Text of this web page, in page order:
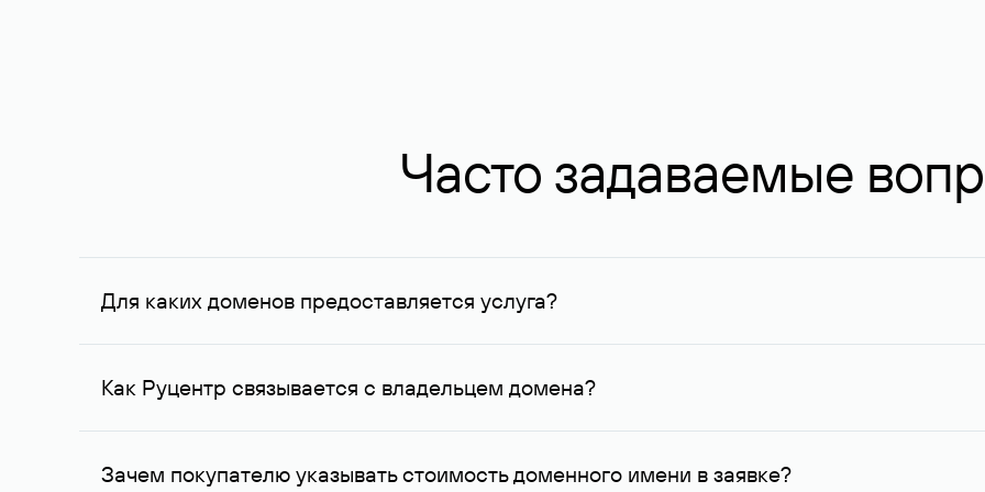
Часто задаваемые
Для каких доменов предоставляется услуга?
Услуга доступна для доменов, зарегистрированных в Руцентре и у других регистраторов. Для доменов,
Как Руцентр связывается с владельцем домена?
Для связи с владельцем домена используются его контактные данные, доступные Руцентру.
Зачем покупателю указывать стоимость доменного имени в заявке?